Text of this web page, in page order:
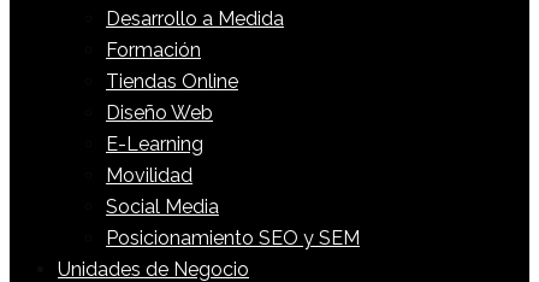
Desarrollo a Medida
Formación
Tiendas Online
Diseño Web
E-Learning
Movilidad
Social Media
Posicionamiento SEO y SEM
Unidades de Negocio